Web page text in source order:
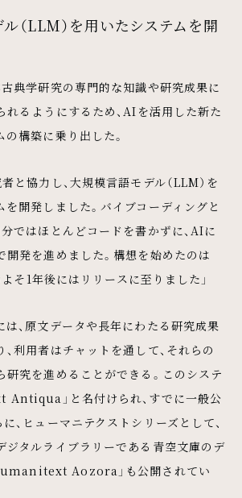
（LLM）を用いたシステムを開
古典学研究の専門的な知識や研究成果に
れるようにするため、AIを活用した新た
構築に乗り出した。
と協力し、大規模言語モデル（LLM）を
開発しました。バイブコーディングと
ではほとんどコードを書かずに、AIに
開発を進めました。構想を始めたのは
そ1年後にはリリースに至りました」
、原文データや長年にわたる研究成果
利用者はチャットを通して、それらの
研究を進めることができる。このシステ
」と名付けられ、すでに一般公
、ヒューマニテクストシリーズとして、
ジタルライブラリーである青空文庫のデ
Aozora」も公開されてい